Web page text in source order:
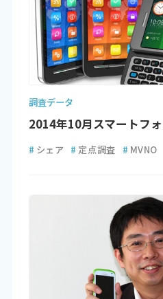
調査データ
2014年10月スマートフ
# シェア # 定点調査 # MVNO